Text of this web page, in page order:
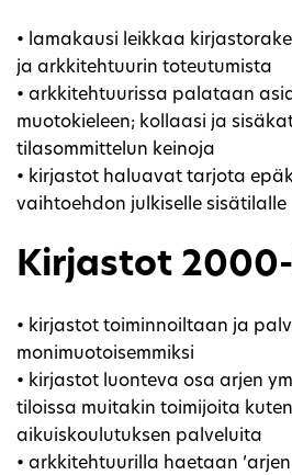
• lamakausi leikkaa
ja arkkitehtuurin toteutumista
• arkkitehtuurissa palataan
muotokieleen; kollaasi ja
tilasommittelun keinoja
• kirjastot haluavat tarjota
vaihtoehdon julkiselle sisätilalle
Kirjastot
• kirjastot toiminnoiltaan ja
monimuotoisemmiksi
• kirjastot luonteva osa arjen
tiloissa muitakin toimijoita
aikuiskoulutuksen palveluita
• arkkitehtuurilla haetaan ’arjen